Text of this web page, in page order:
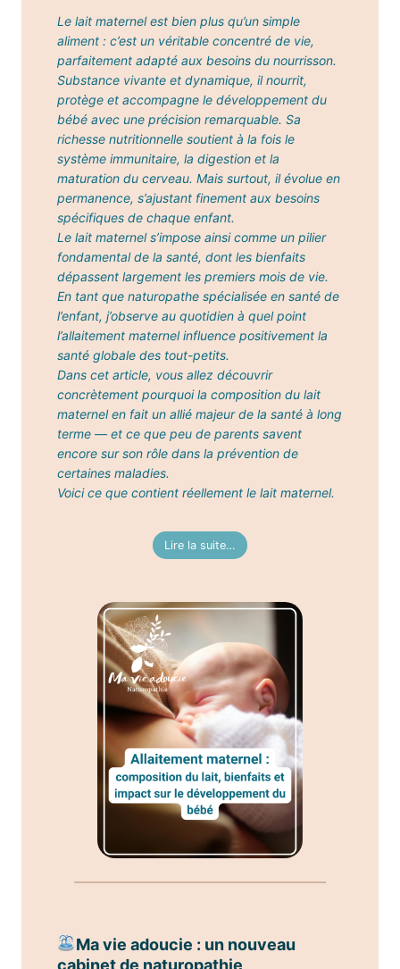
Le lait maternel est bien plus qu’un simple
aliment : c’est un véritable concentré de vie,
parfaitement adapté aux besoins du nourrisson.
Substance vivante et dynamique, il nourrit,
protège et accompagne le développement du
bébé avec une précision remarquable. Sa
richesse nutritionnelle soutient à la fois le
système immunitaire, la digestion et la
maturation du cerveau. Mais surtout, il évolue en
permanence, s’ajustant finement aux besoins
spécifiques de chaque enfant.
Le lait maternel s’impose ainsi comme un pilier
fondamental de la santé, dont les bienfaits
dépassent largement les premiers mois de vie.
En tant que naturopathe spécialisée en santé de
l’enfant, j’observe au quotidien à quel point
l’allaitement maternel influence positivement la
santé globale des tout-petits.
Dans cet article, vous allez découvrir
concrètement pourquoi la composition du lait
maternel en fait un allié majeur de la santé à long
terme — et ce que peu de parents savent
encore sur son rôle dans la prévention de
certaines maladies.
Voici ce que contient réellement le lait maternel.
Lire la suite…
Ma vie adoucie : un nouveau
cabinet de naturopathie